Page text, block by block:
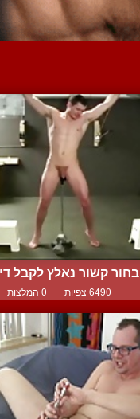
בחור קשור נאלץ לקבל
6490 צפיות | 0 המלצות